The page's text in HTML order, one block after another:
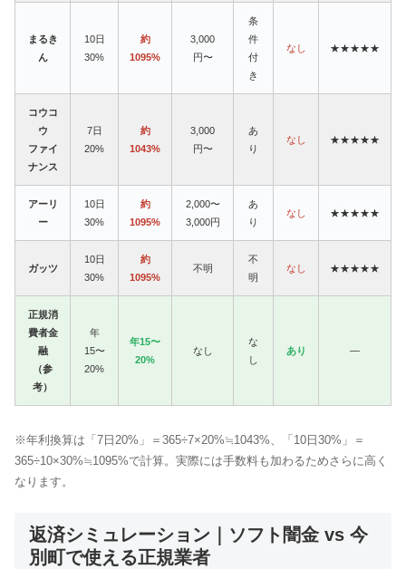
まるき
ん
10日
30%
約
1095%
3,000
円〜
条
件
付
き
なし ★★★★★
コウコ
ウ
ファイ
ナンス
7日
20%
約
1043%
3,000
円〜
あ
り
なし ★★★★★
アーリ
ー
10日
30%
約
1095%
2,000〜
3,000円
あ
り
なし ★★★★★
ガッツ
10日
30%
約
1095%
不明
不
明
なし ★★★★★
正規消
費者金
融
（参
考）
年
15〜
20%
年15〜
20%
なし
な
し
あり —
※年利換算は「7日20%」＝365÷7×20%≒1043%、「10日30%」＝
365÷10×30%≒1095%で計算。実際には手数料も加わるためさらに高く
なります。
返済シミュレーション｜ソフト闇金 vs 今
別町で使える正規業者